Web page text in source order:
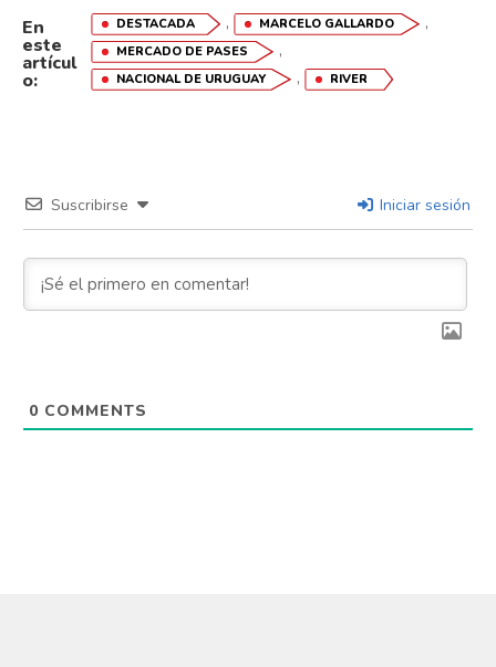
En
este
artícul
o:
DESTACADA , MARCELO GALLARDO ,
MERCADO DE PASES ,
NACIONAL DE URUGUAY , RIVER
Suscribirse Iniciar sesión
0 COMMENTS